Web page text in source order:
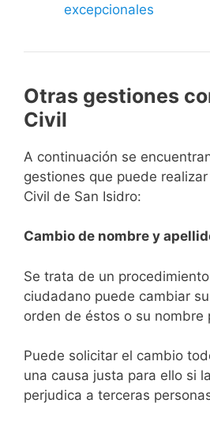
excepcionales
Otras gestiones
Civil
A continuación se
gestiones que puede
Civil de San Isidro:
Cambio de nombre y
Se trata de un
ciudadano puede cambiar
orden de éstos o su nombre
Puede solicitar el cambio
una causa justa para ello si
perjudica a terceras